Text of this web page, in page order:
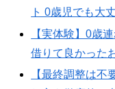
ト 0歳児でも大
【実体験】0歳
借りて良かった
【最終調整は